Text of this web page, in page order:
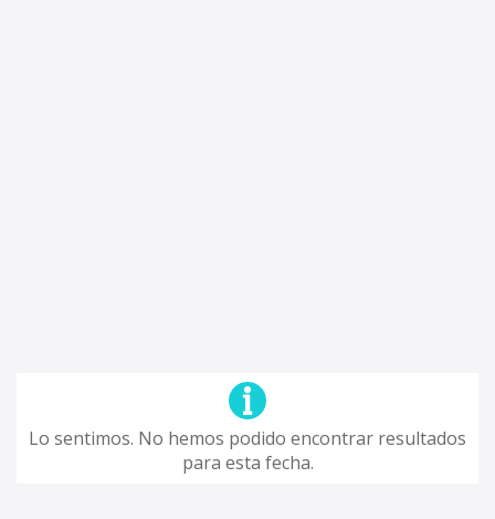
Lo sentimos. No hemos podido encontrar resultados
para esta fecha.